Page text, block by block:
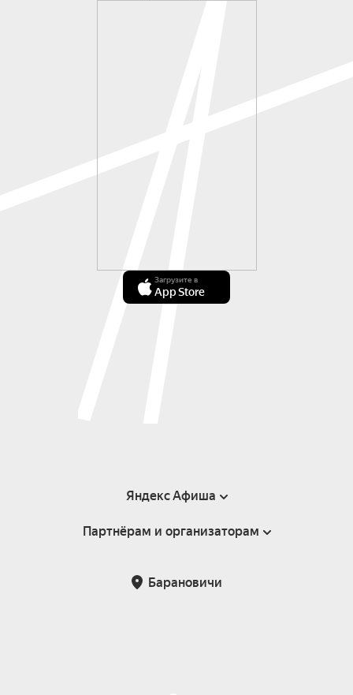
Загрузите в
App Store
Яндекс Афиша
Справка
Партнёрам и организаторам
Барановичи